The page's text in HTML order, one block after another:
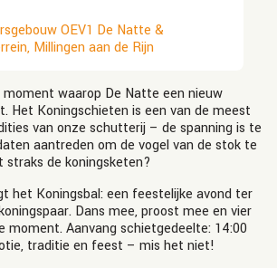
OEV1 De Natte &
Millingen aan de Rijn
moment waarop De Natte een nieuw
Het Koningschieten is een van de meest
van onze schutterij – de spanning is te
aantreden om de vogel van de stok te
straks de koningsketen?
het Koningsbal: een feestelijke avond ter
Dans mee, proost mee en vier
moment. Aanvang schietgedeelte: 14:00
traditie en feest – mis het niet!